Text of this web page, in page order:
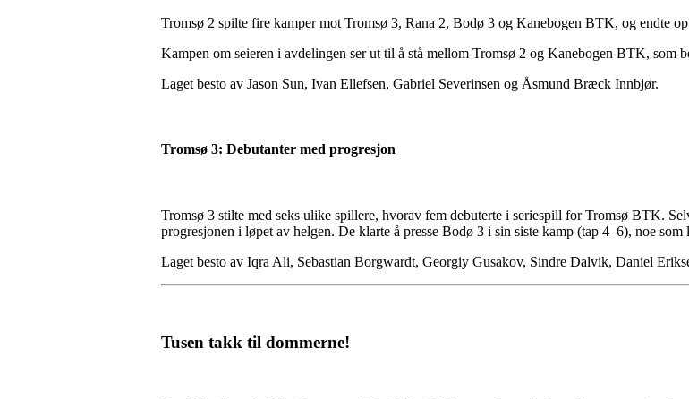
Tromsø 2 spilte fire kamper mot Tromsø 3, Rana 2, Bodø 3 og Kanebogen BTK, og endte
Kampen om seieren i avdelingen ser ut til å stå mellom Tromsø 2 og Kanebogen BTK, som
Laget besto av Jason Sun, Ivan Ellefsen, Gabriel Severinsen og Åsmund Bræck Innbjør.
Tromsø 3: Debutanter med progresjon
Tromsø 3 stilte med seks ulike spillere, hvorav fem debuterte i seriespill for Tromsø BTK.
progresjonen i løpet av helgen. De klarte å presse Bodø 3 i sin siste kamp (tap 4–6), noe
Laget besto av Iqra Ali, Sebastian Borgwardt, Georgiy Gusakov, Sindre Dalvik, Daniel
Tusen takk til dommerne!